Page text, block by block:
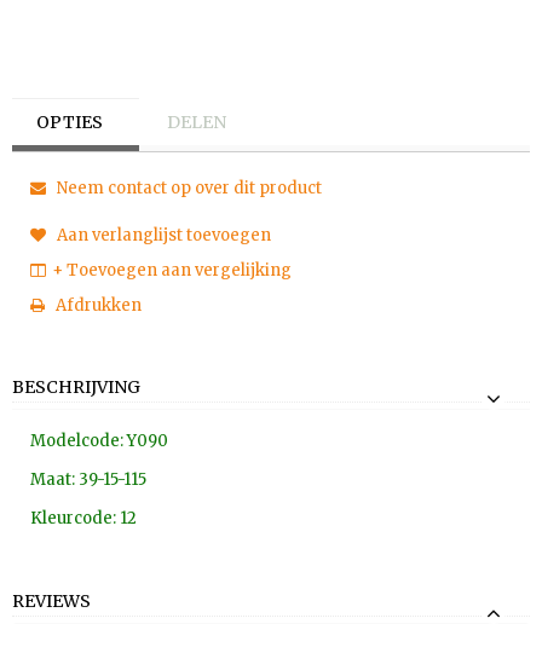
OPTIES DELEN
Neem contact op over dit product
Aan verlanglijst toevoegen
+ Toevoegen aan vergelijking
Afdrukken
BESCHRIJVING
Modelcode: Y090
Maat: 39-15-115
Kleurcode: 12
REVIEWS